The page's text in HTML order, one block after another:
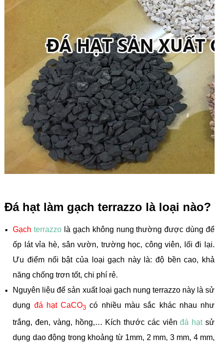
Đá hạt làm gạch terrazzo là loại nào?
Gạchterrazzo là gạch không nung thường được dùng để
ốp lát vỉa hè, sân vườn, trường học, công viên, lối đi lại.
Ưu điểm nổi bật của loại gạch này là: độ bền cao, khả
năng chống trơn tốt, chi phí rẻ.
Nguyên liệu để sản xuất loại gạch nung terrazzo này là sử
dụng đá hạt CaCO3 có nhiều màu sắc khác nhau như
trắng, đen, vàng, hồng,… Kích thước các viênđá hạtsử
dụng dao động trong khoảng từ 1mm, 2 mm, 3 mm, 4 mm,